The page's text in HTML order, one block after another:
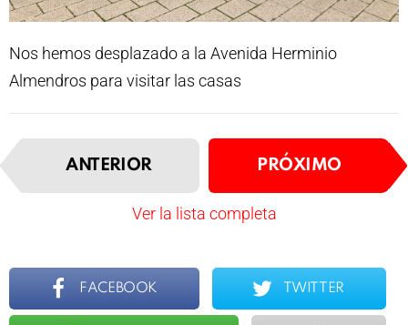
Nos hemos desplazado a la Avenida Herminio
Almendros para visitar las casas
I
e
v
g
a
ANTERIOR PRÓXIMO
Ver la lista completa
FACEBOOK TWITTER